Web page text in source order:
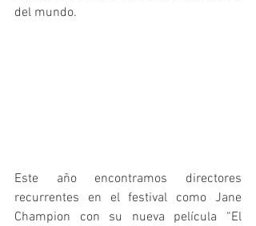
del mundo.
Este año encontramos directores
recurrentes en el festival como Jane
Champion con su nueva película “El